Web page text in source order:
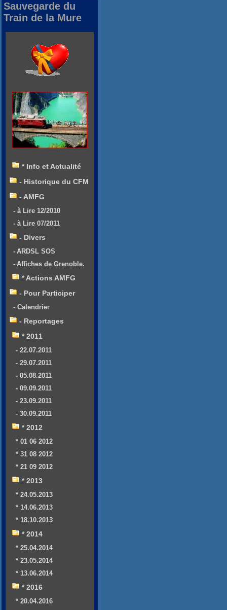
Sauvegarde du
Train de la Mure
* Info et Actualité
- Historique du CFM
- AMFG
- à Lire 12/2010
- à Lire 07/2011
- Divers
- ARDSL SOS
- Affiches de Grenoble.
* Actions AMFG
- Pour Participer
- Calendrier
- Reportages
* 2011
- 22.07.2011
- 29.07.2011
- 05.08.2011
- 09.09.2011
- 23.09.2011
- 30.09.2011
* 2012
* 01 06 2012
* 31 08 2012
* 21 09 2012
* 2013
* 24.05.2013
* 14.06.2013
* 18.10.2013
* 2014
* 25.04.2014
* 23.05.2014
* 13.06.2014
* 2016
* 20.04.2016